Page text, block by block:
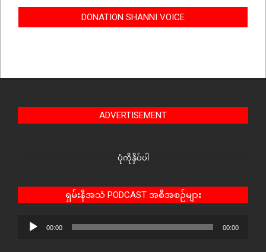
DONATION SHANNI VOICE
ADVERTISEMENT
ပုံကိုနှိပ်ပါ
ရှမ်းနီအသံ PODCAST အစီအစဉ်များ
Audio
00:00 00:00